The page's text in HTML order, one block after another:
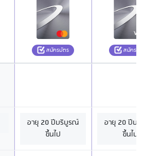
สมัครบัตร สมัครบั
อายุ 20 ปีบริบูรณ์
ขึ้นไป
อายุ 20 ปีบ
ขึ้นไป